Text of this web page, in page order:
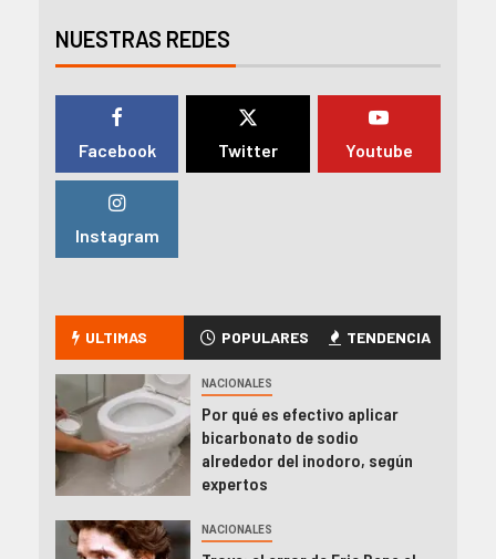
NUESTRAS REDES
Facebook Twitter Youtube
Instagram
ULTIMAS POPULARES TENDENCIA
NACIONALES
Por qué es efectivo aplicar
bicarbonato de sodio
alrededor del inodoro, según
expertos
NACIONALES